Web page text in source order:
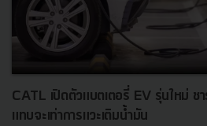
CATL เปิดตัวแบตเตอรี่ EV รุ่นใหม่ ชา
แทบจะเท่าการแวะเติมน้ำมัน